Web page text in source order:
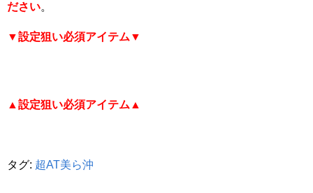
ださい。
▼設定狙い必須アイテム▼
▲設定狙い必須アイテム▲
タグ: 超AT美ら沖